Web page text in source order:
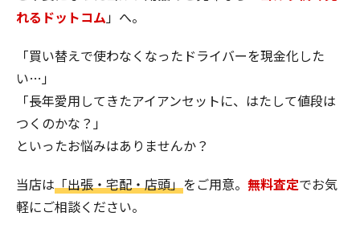
れるドットコム」へ。
「買い替えで使わなくなったドライバーを現金化した
い…」
「長年愛用してきたアイアンセットに、はたして値段は
つくのかな？」
といったお悩みはありませんか？
当店は「出張・宅配・店頭」をご用意。 無料査定でお気
軽にご相談ください。